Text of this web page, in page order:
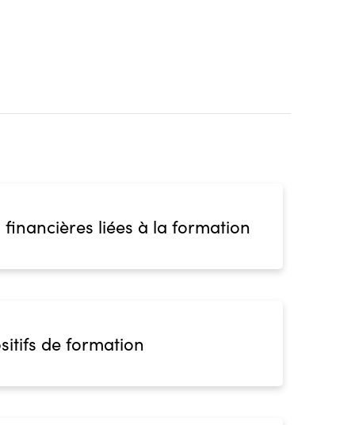
financières liées à la formation
de formation